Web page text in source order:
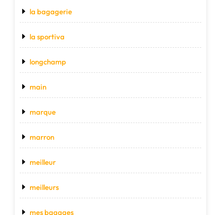
la bagagerie
la sportiva
longchamp
main
marque
marron
meilleur
meilleurs
mes bagages